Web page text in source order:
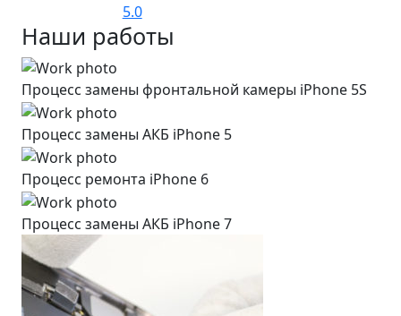
5.0
Наши работы
Процесс замены фронтальной камеры iPhone 5S
Процесс замены АКБ iPhone 5
Процесс ремонта iPhone 6
Процесс замены АКБ iPhone 7